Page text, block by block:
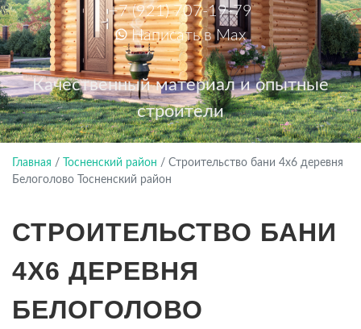
+7 (921) 707-19-79
Написать в Max
Качественный материал и опытные
строители
Главная / Тосненский район / Строительство бани 4х6 деревня
Белоголово Тосненский район
СТРОИТЕЛЬСТВО БАНИ
4Х6 ДЕРЕВНЯ
БЕЛОГОЛОВО